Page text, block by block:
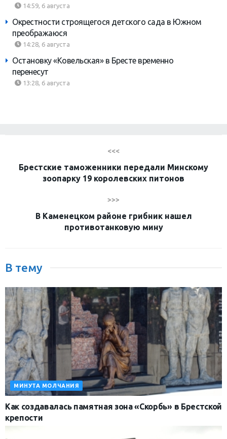
14:59, 6 августа
Окрестности строящегося детского сада в Южном
преображаюся
14:28, 6 августа
Остановку «Ковельская» в Бресте временно
перенесут
13:28, 6 августа
<<<
Брестские таможенники передали Минскому
зоопарку 19 королевских питонов
>>>
В Каменецком районе грибник нашел
противотанковую мину
В тему
МИНУТА МОЛЧАНИЯ
Как создавалась памятная зона «Скорбь» в Брестской
крепости